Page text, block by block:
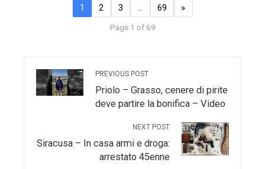
1 2 3 … 69 »
Page 1 of 69
PREVIOUS POST
Priolo – Grasso, cenere di pirite
deve partire la bonifica – Video
NEXT POST
Siracusa – In casa armi e droga:
arrestato 45enne